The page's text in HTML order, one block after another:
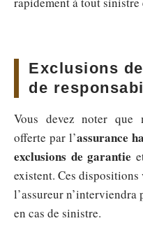
Exclusions
de
Vous devez noter que
offerte par l’assurance
exclusions de garantie
existent. Ces
l’assureur
en cas de sinistre.